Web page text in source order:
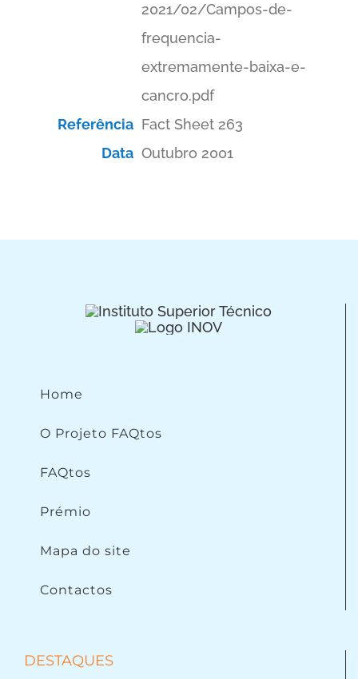
2021/02/Campos-de-
frequencia-
extremamente-baixa-e-
cancro.pdf
Referência Fact Sheet 263
Data Outubro 2001
Home
O Projeto FAQtos
FAQtos
Prémio
Mapa do site
Contactos
DESTAQUES